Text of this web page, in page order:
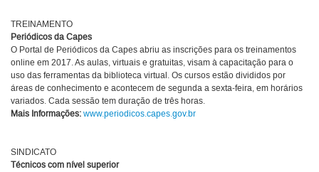
TREINAMENTO
Periódicos da Capes
O Portal de Periódicos da Capes abriu as inscrições para os treinamentos
online em 2017. As aulas, virtuais e gratuitas, visam à capacitação para o
uso das ferramentas da biblioteca virtual. Os cursos estão divididos por
áreas de conhecimento e acontecem de segunda a sexta-feira, em horários
variados. Cada sessão tem duração de três horas.
Mais Informações: www.periodicos.capes.gov.br
SINDICATO
Técnicos com nível superior